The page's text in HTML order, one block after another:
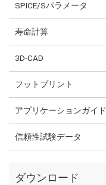
SPICE/Sパラメータ
寿命計算
3D-CAD
フットプリント
アプリケーションガイド
信頼性試験データ
ダウンロード